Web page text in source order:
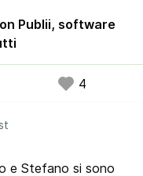
a partire da Linux,
Publii, software
4
e Stefano si sono